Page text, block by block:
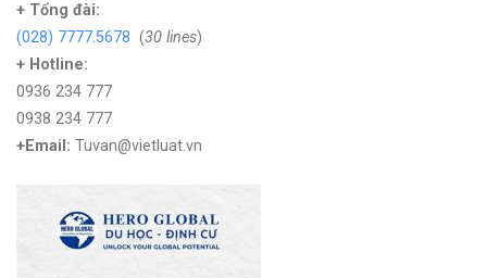
+ Tổng đài:
(028) 7777.5678 (30 lines)
+ Hotline:
0936 234 777
0938 234 777
+Email: Tuvan@vietluat.vn